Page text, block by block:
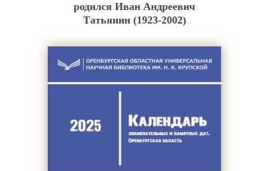
родился Иван Андреевич
Татьянин (1923-2002)